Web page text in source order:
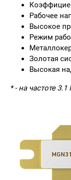
Рабочее
Высокое
Режим
Золотая
Высокая
* - на частоте 3.1